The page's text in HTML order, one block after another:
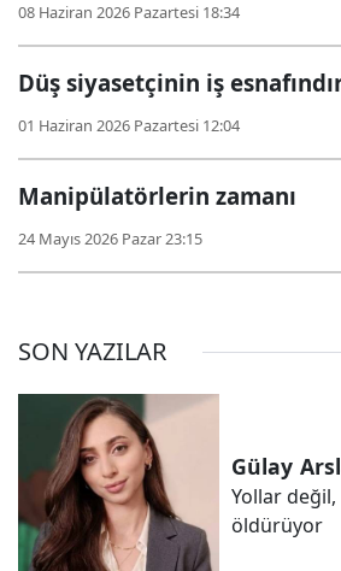
08 Haziran 2026 Pazartesi 18:34
Düş siyasetçinin iş
01 Haziran 2026 Pazartesi 12:04
Manipülatörlerin zamanı
24 Mayıs 2026 Pazar 23:15
SON YAZILAR
Gülay
Yollar
öldürüyor